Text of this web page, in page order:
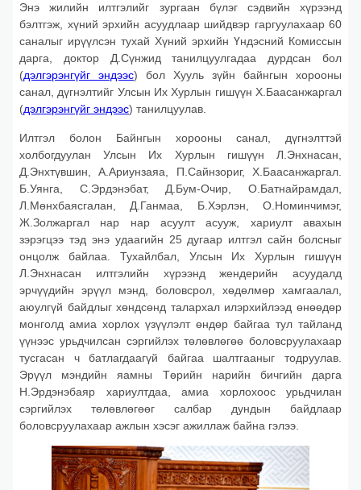
Энэ жилийн илтгэлийг зургаан бүлэг сэдвийн хүрээнд
бэлтгэж, хүний эрхийн асуудлаар шийдвэр гаргуулахаар 60
саналыг ирүүлсэн тухай Хүний эрхийн Үндэсний Комиссын
дарга, доктор Д.Сүнжид танилцуулгадаа дурдсан бол
(дэлгэрэнгүйг эндээс) бол Хууль зүйн байнгын хорооны
санал, дүгнэлтийг Улсын Их Хурлын гишүүн Х.Баасанжаргал
(дэлгэрэнгүйг эндээс) танилцуулав.
Илтгэл болон Байнгын хорооны санал, дүгнэлттэй
холбогдуулан Улсын Их Хурлын гишүүн Л.Энхнасан,
Д.Энхтүвшин, А.Ариунзаяа, П.Сайнзориг, Х.Баасанжаргал.
Б.Уянга, С.Эрдэнэбат, Д.Бум-Очир, О.Батнайрамдал,
Л.Мөнхбаясгалан, Д.Ганмаа, Б.Хэрлэн, О.Номинчимэг,
Ж.Золжаргал нар нар асуулт асууж, хариулт авахын
зэрэгцээ тэд энэ удаагийн 25 дугаар илтгэл сайн болсныг
онцолж байлаа. Тухайлбал, Улсын Их Хурлын гишүүн
Л.Энхнасан илтгэлийн хүрээнд жендерийн асуудалд
эрчүүдийн эрүүл мэнд, боловсрол, хөдөлмөр хамгаалал,
аюулгүй байдлыг хөндсөнд талархал илэрхийлээд өнөөдөр
монголд амиа хорлох үзүүлэлт өндөр байгаа тул тайланд
үүнээс урьдчилсан сэргийлэх төлөвлөгөө боловсруулахаар
тусгасан ч батлагдаагүй байгаа шалтгааныг тодруулав.
Эрүүл мэндийн яамны Төрийн нарийн бичгийн дарга
Н.Эрдэнэбаяр хариултдаа, амиа хорлохоос урьдчилан
сэргийлэх төлөвлөгөөг салбар дундын байдлаар
боловсруулахаар ажлын хэсэг ажиллаж байна гэлээ.